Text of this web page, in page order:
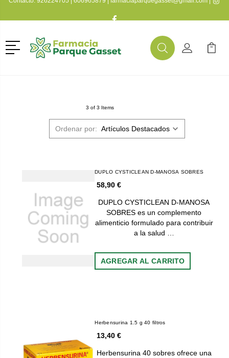
Menú
BuscarMi Cuenta
Mi
3 of 3 Items
Ordenar por:
DUPLO CYSTICLEAN D-MANOSA SOBRES
58,90 €
DUPLO CYSTICLEAN D-MANOSA
SOBRES es un complemento
alimenticio formulado para contribuir
a la salud …
AGREGAR AL CARRITO
Herbensurina 1.5 g 40 filtros
13,40 €
Herbensurina 40 sobres ofrece una